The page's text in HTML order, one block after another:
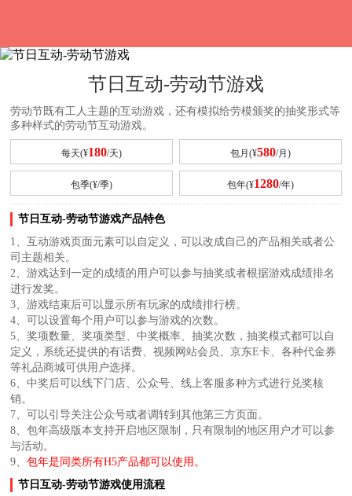
节日互动-劳动节游戏
劳动节既有工人主题的互动游戏，还有模拟给劳模颁奖的抽奖形式等
多种样式的劳动节互动游戏。
每天(¥180/天) 包月(¥580/月)
包季(¥/季) 包年(¥1280/年)
节日互动-劳动节游戏产品特色
1、互动游戏页面元素可以自定义，可以改成自己的产品相关或者公
司主题相关。
2、游戏达到一定的成绩的用户可以参与抽奖或者根据游戏成绩排名
进行发奖。
3、游戏结束后可以显示所有玩家的成绩排行榜。
4、可以设置每个用户可以参与游戏的次数。
5、奖项数量、奖项类型、中奖概率、抽奖次数，抽奖模式都可以自
定义，系统还提供的有话费、视频网站会员、京东E卡、各种代金券
等礼品商城可供用户选择。
6、中奖后可以线下门店、公众号、线上客服多种方式进行兑奖核
销。
7、可以引导关注公众号或者调转到其他第三方页面。
8、包年高级版本支持开启地区限制，只有限制的地区用户才可以参
与活动。
9、包年是同类所有H5产品都可以使用。
节日互动-劳动节游戏使用流程